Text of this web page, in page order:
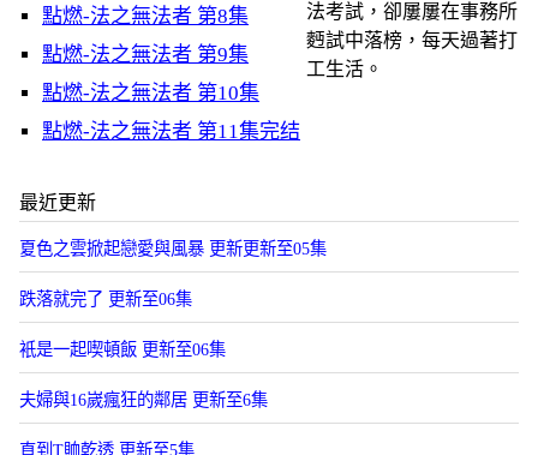
點燃-法之無法者 第8集
點燃-法之無法者 第9集
點燃-法之無法者 第10集
點燃-法之無法者 第11集完结
法考試，卻屢屢在事務所
麪試中落榜，每天過著打
工生活。
最近更新
夏色之雲掀起戀愛與風暴 更新更新至05集
跌落就完了 更新至06集
衹是一起喫頓飯 更新至06集
夫婦與16嵗瘋狂的鄰居 更新至6集
直到T賉乾透 更新至5集